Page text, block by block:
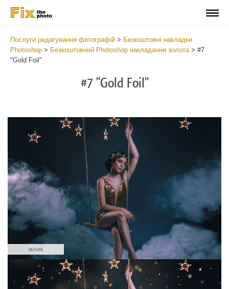
Послуги редагування фотографій > Безкоштовні накладки
Photoshop > Безкоштовний Photoshop накладання золота> #7
"Gold Foil"
#7 "Gold Foil"